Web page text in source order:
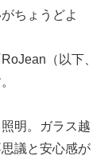
ちょうどよ
（以下、
明。ガラス越
議と安心感が